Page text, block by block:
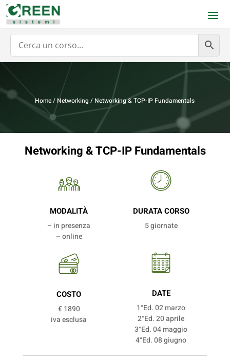
Home/ Networking / Networking & TCP-IP Fundamentals
Networking & TCP-IP Fundamentals
MODALITÀ
– in presenza
– online
COSTO
€ 1890
iva esclusa
DURATA CORSO
5 giornate
DATE
1°Ed. 02 marzo
2°Ed. 20 aprile
3°Ed. 04 maggio
4°Ed. 08 giugno